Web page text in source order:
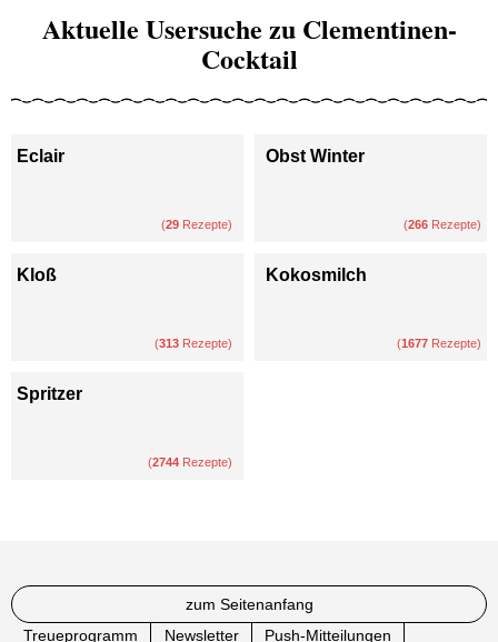
Aktuelle Usersuche zu Clementinen-
Cocktail
Eclair
(29 Rezepte)
Obst Winter
(266 Rezepte)
Kloß
(313 Rezepte)
Kokosmilch
(1677 Rezepte)
Spritzer
(2744 Rezepte)
zum Seitenanfang
Treueprogramm
Newsletter Push-Mitteilungen